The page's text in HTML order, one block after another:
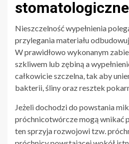
Nieszczelność wypełnienia
przylegania materiału
W prawidłowo wykonanym
szkliwem lub zębiną a
całkowicie szczelna, tak aby
bakterii, śliny oraz resztek
Jeżeli dochodzi do powstania
próchnicotwórcze mogą wnikać
ten sprzyja rozwojowi tzw.